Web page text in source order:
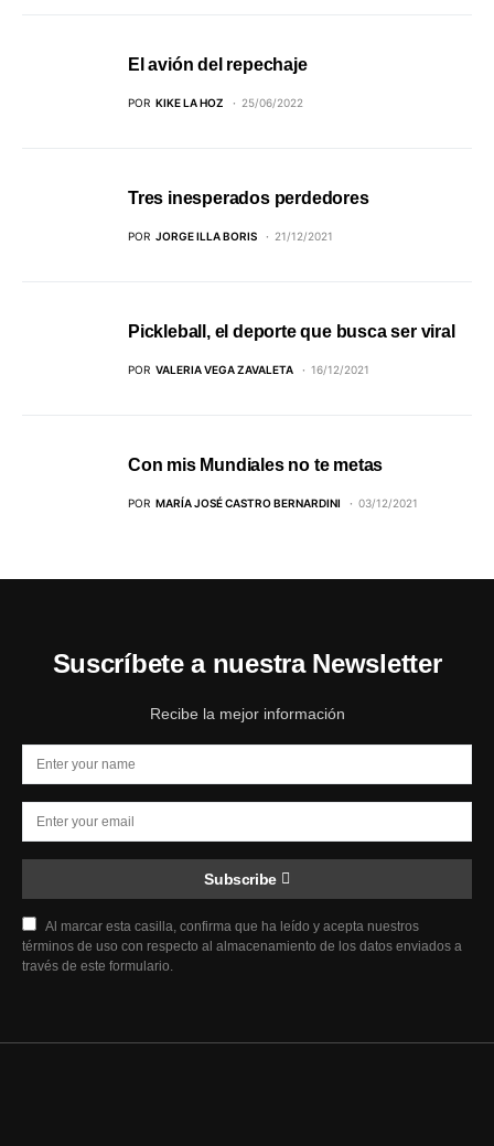
El avión del repechaje
POR KIKE LA HOZ 25/06/2022
Tres inesperados perdedores
POR JORGE ILLA BORIS 21/12/2021
Pickleball, el deporte que busca ser viral
POR VALERIA VEGA ZAVALETA 16/12/2021
Con mis Mundiales no te metas
POR MARÍA JOSÉ CASTRO BERNARDINI 03/12/2021
Suscríbete a nuestra Newsletter
Recibe la mejor información
Subscribe
Al marcar esta casilla, confirma que ha leído y acepta nuestros
términos de uso con respecto al almacenamiento de los datos enviados a
través de este formulario.